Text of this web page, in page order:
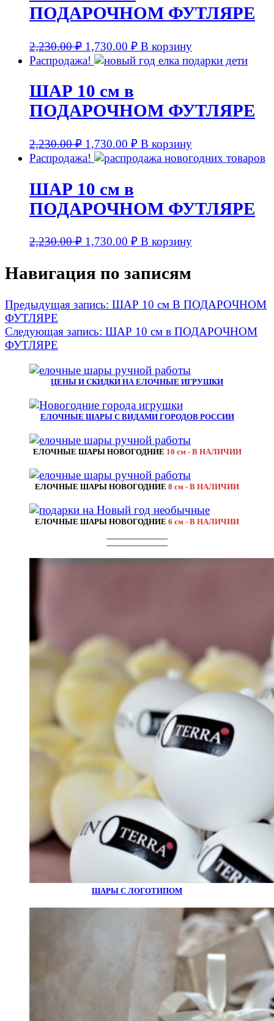
ПОДАРОЧНОМ ФУТЛЯРЕ
2,230.00₽ 1,730.00 ₽ В корзину
Распродажа!
ШАР 10 см в
ПОДАРОЧНОМ ФУТЛЯРЕ
2,230.00₽ 1,730.00 ₽ В корзину
Распродажа!
ШАР 10 см в
ПОДАРОЧНОМ ФУТЛЯРЕ
2,230.00₽ 1,730.00 ₽ В корзину
Навигация по записям
Предыдущая запись: ШАР 10 см В ПОДАРОЧНОМ
ФУТЛЯРЕ
Следующая запись: ШАР 10 см в ПОДАРОЧНОМ
ФУТЛЯРЕ
ЦЕНЫ И СКИДКИ НА ЕЛОЧНЫЕ ИГРУШКИ
ЕЛОЧНЫЕ ШАРЫ С ВИДАМИ ГОРОДОВ РОССИИ
ЕЛОЧНЫЕ ШАРЫ НОВОГОДНИЕ 10 см - В НАЛИЧИИ
ЕЛОЧНЫЕ ШАРЫ НОВОГОДНИЕ 8 см - В НАЛИЧИИ
ЕЛОЧНЫЕ ШАРЫ НОВОГОДНИЕ 6 см - В НАЛИЧИИ
ШАРЫ С ЛОГОТИПОМ